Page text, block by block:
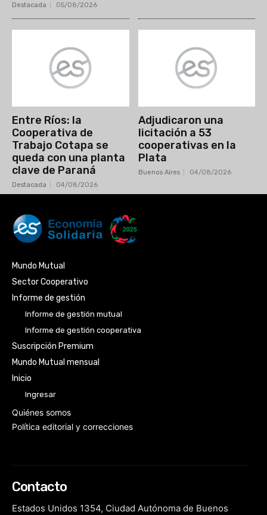
Destacada 05/08/2026
Entre Ríos: la
Cooperativa de
Trabajo Cotapa se
queda con una planta
clave de Paraná
Destacada 04/08/2026
Adjudicaron una
licitación a 53
cooperativas en la
Plata
Buenos Aires 04/08/2026
Mundo Mutual
Sector Cooperativo
Informe de gestión
Informe de gestión mutual
Informe de gestión cooperativa
Suscripción Premium
Mundo Mutual mensual
Inicio
Ingresar
Quiénes somos
Política editorial y correcciones
Contacto
Estados Unidos 1354, Ciudad Autónoma de Buenos